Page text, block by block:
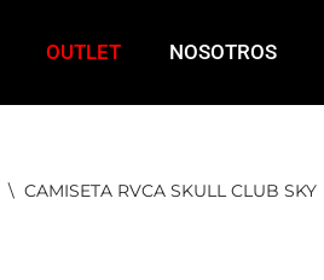
OUTLET NOSOTROS
\ CAMISETA RVCA SKULL CLUB SKY